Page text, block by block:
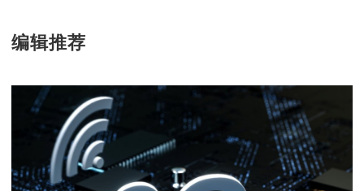
编辑推荐